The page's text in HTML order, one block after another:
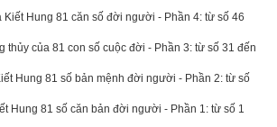
Kiết Hung 81 căn số đời người - Phần 4: từ số 46
thủy của 81 con số cuộc đời - Phần 3: từ số 31 đến
Hung 81 số bản mệnh đời người - Phần 2: từ số
Hung 81 số căn bản đời người - Phần 1: từ số 1